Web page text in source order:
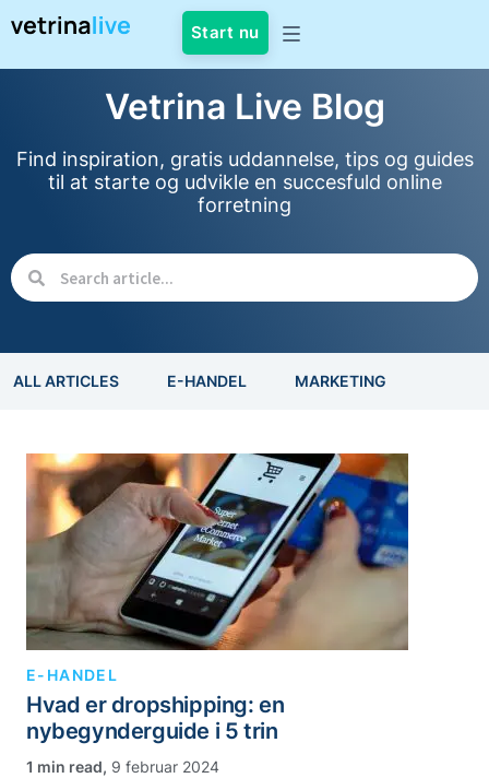
Start nu
Vetrina Live Blog
Find inspiration, gratis uddannelse, tips og guides
til at starte og udvikle en succesfuld online
forretning
ALL ARTICLES E-HANDEL MARKETING
E-HANDEL
Hvad er dropshipping: en
nybegynderguide i 5 trin
, 9 februar 2024